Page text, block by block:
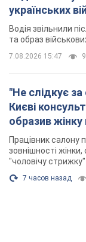
українських
Відео
Водія звільнили
та образ
7.08.2026 15:47
"Не слідкує
Києві
образив жінку
розгорівся
Працівник салону
зовнішності
"чоловічу стрижку"
7 часов назад